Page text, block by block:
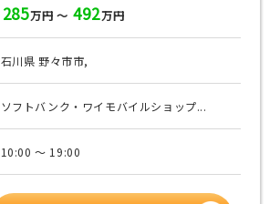
285万円 ～ 492万円
石川県 野々市市,
ソフトバンク・ワイモバイルショップ...
10:00 ～ 19:00